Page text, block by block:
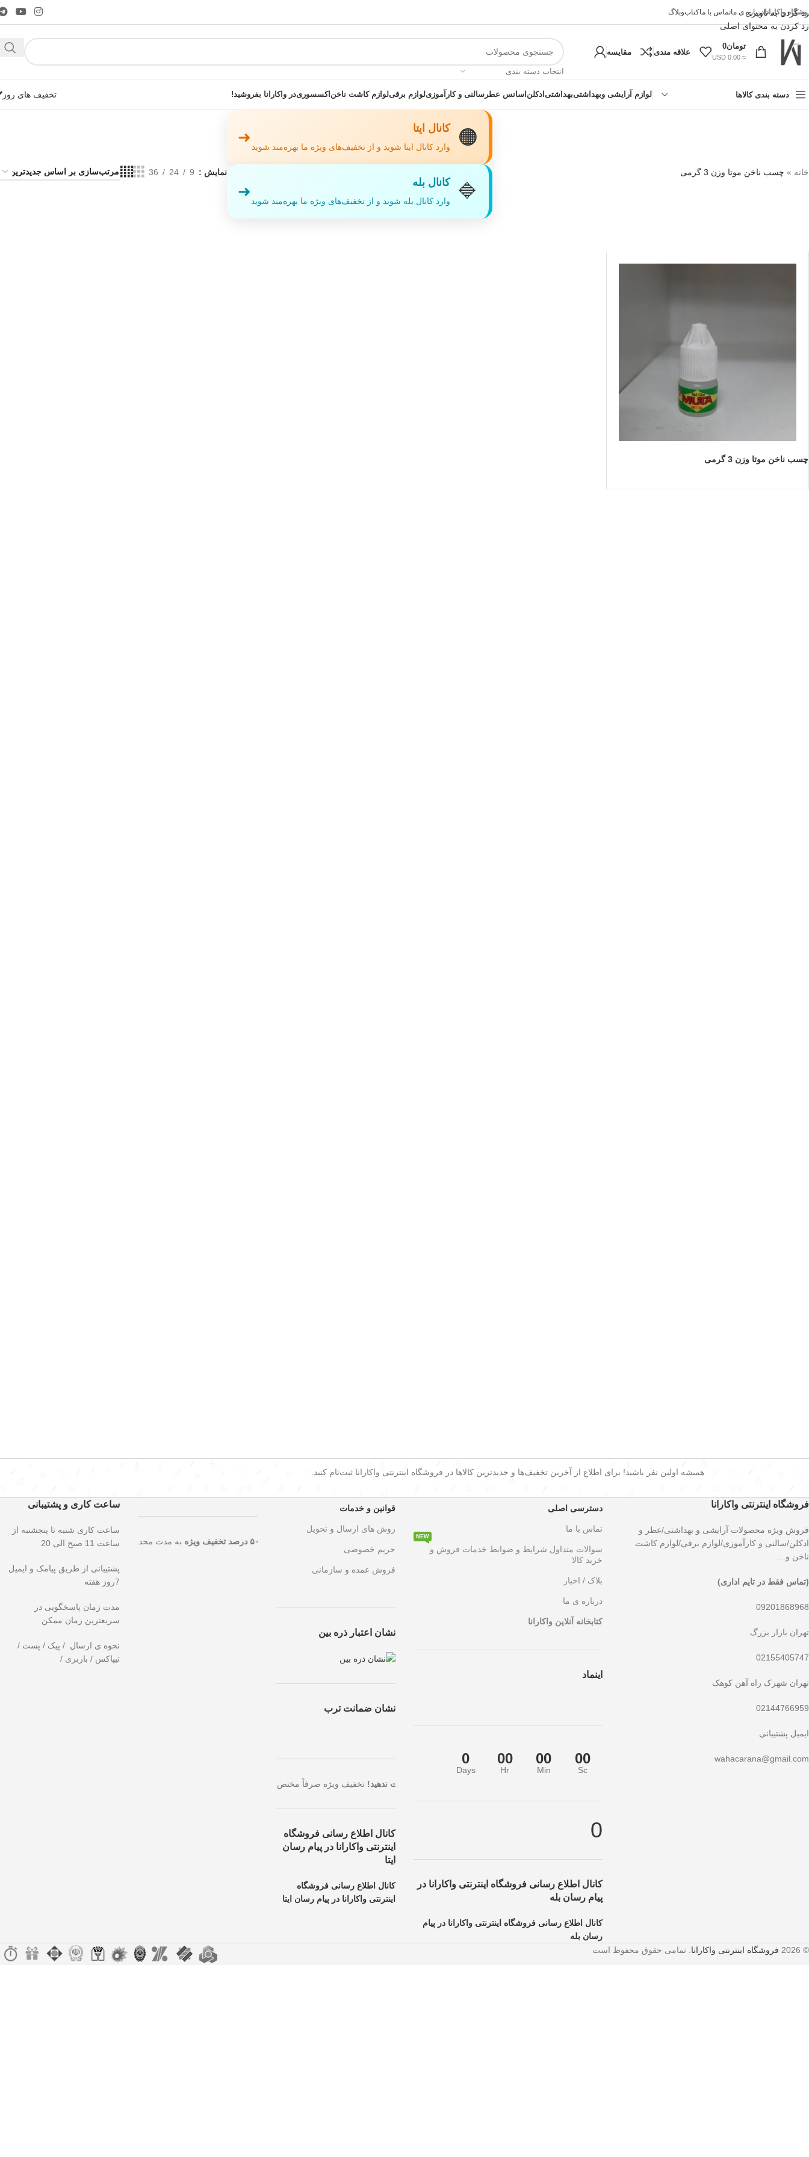
رد کردن به ناوبری
رد کردن به محتوای اصلی
!تجربه یک خرید عالی فرصت را از دست ندهید همین امروز از تخفیفات ویژه بهرمند شوید!
واکارانادرباره ی ماتماس با ماکتابوبلاگ
تومان0
≈ 0.00 USD
علاقه مندی مقایسه
انتخاب دسته بندی
دسته بندی کالاها لوازم آرایشی وبهداشتیبهداشتی ادکلن اسانس عطر سالنی و کارآموزیلوازم برقیلوازم کاشت ناخن اکسسوریدر واکارانا بفروشید! تخفیف های روز
خانه » چسب ناخن موتا وزن 3 گرمی
🟠 کانال ایتا
وارد کانال ایتا شوید و از تخفیف‌های ویژه ما بهره‌مند شوید
➜
🔷 کانال بله
وارد کانال بله شوید و از تخفیف‌های ویژه ما بهره‌مند شوید
➜
نمایش 9
24
36
چسب ناخن موتا وزن 3 گرمی
همیشه اولین نفر باشید! برای اطلاع از آخرین تخفیف‌ها و جدیدترین کالاها در فروشگاه اینترنتی واکارانا ثبت‌نام کنید.
فروشگاه اینترنتی واکارانا
فروش ویژه محصولات آرایشی و بهداشتی/عطر و
ادکلن/سالنی و کارآموزی/لوازم برقی/لوازم کاشت
ناخن و…
(تماس فقط در تایم اداری)
09201868968
تهران بازار بزرگ
02155405747
تهران شهرک راه آهن کوهک
02144766959
ایمیل پشتیبانی
wahacarana@gmail.com
دسترسی اصلی
تماس با ما
سوالات متداول شرایط و ضوابط خدمات فروش و
خرید کالا
NEW
بلاک / اخبار
درباره ی ما
کتابخانه آنلاین واکارانا
اینماد
0
Days
00
Hr
00
Min
00
Sc
0
کانال اطلاع رسانی فروشگاه اینترنتی واکارانا در
پیام رسان بله
کانال اطلاع رسانی فروشگاه اینترنتی واکارانا در پیام
رسان بله
قوانین و خدمات
روش های ارسال و تحویل
حریم خصوصی
فروش عمده و سازمانی
نشان اعتبار ذره بین
نشان ضمانت ترب
فرصت طلایی را از دست ندهید!تخفیف ویژه صرفاً مختص خریدهای امروز است. برای دریافت بهترین قیمت با بالاترین تخفیف، همین حالا سفارش خود را ثبت کنید.
کانال اطلاع رسانی فروشگاه
اینترنتی واکارانا در پیام رسان
ایتا
کانال اطلاع رسانی فروشگاه
اینترنتی واکارانا در پیام رسان ایتا
۵۰ درصد تخفیف ویژه به مدت محدود روی تمامی به مدت محدود روی تمامی محصولات. این فرصت استثنایی را از دست ندهید!
ساعت کاری و پشتیبانی
ساعت کاری شنبه تا پنجشنبه از
ساعت 11 صبح الی 20
پشتیبانی از طریق پیامک و ایمیل
7روز هفته
مدت زمان پاسخگویی در
سریعترین زمان ممکن
نحوه ی ارسال / پیک / پست /
تیپاکس / باربری /
© 2026 فروشگاه اینترنتی واکارانا . تمامی حقوق محفوظ است